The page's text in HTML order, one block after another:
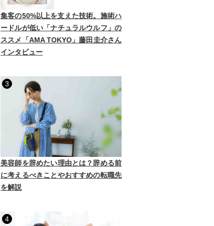
集客の50%以上を支えた技術。施術ハ
ードルが低い「ナチュラルウルフ」の
ススメ「AMA TOKYO」藤田圭介さん
インタビュー
3
美容師を辞めたい理由とは？辞める前
に考えるべきことやおすすめの転職先
を解説
4